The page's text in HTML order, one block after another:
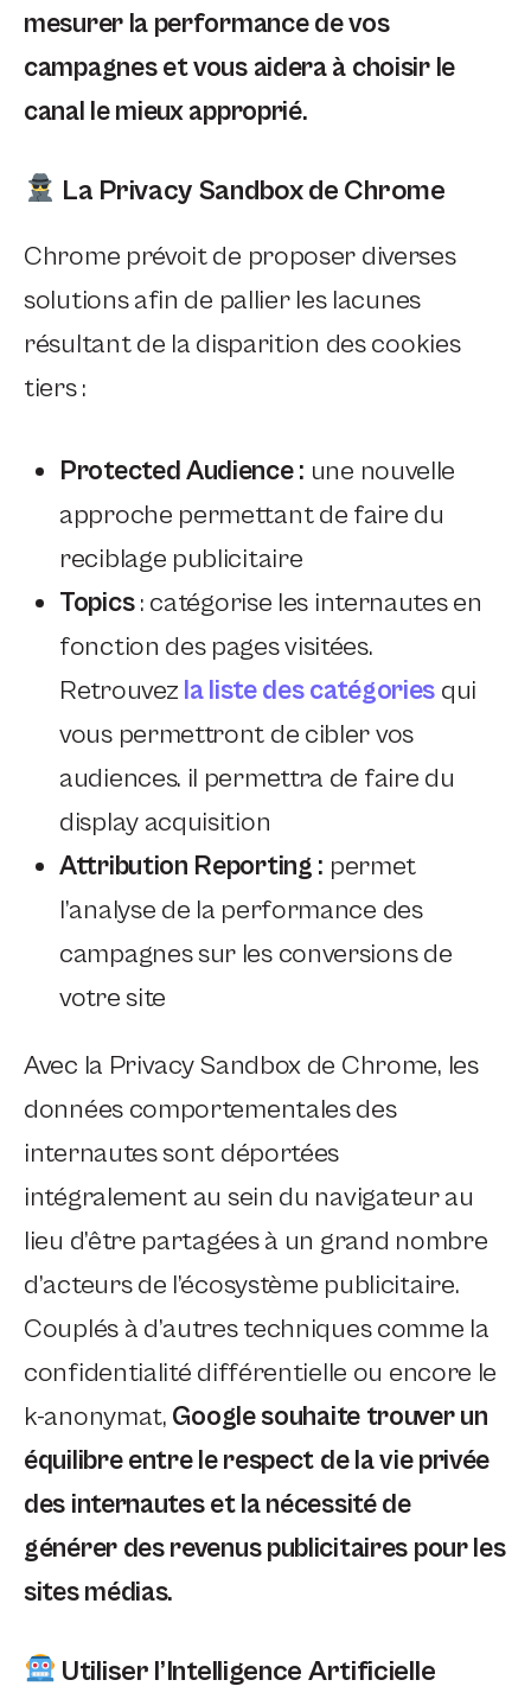
mesurer la performance de vos
campagnes et vous aidera à choisir le
canal le mieux approprié.
La Privacy Sandbox de Chrome
Chrome prévoit de proposer diverses
solutions afin de pallier les lacunes
résultant de la disparition des cookies
tiers :
Protected Audience : une nouvelle
approche permettant de faire du
reciblage publicitaire
Topics: catégorise les internautes en
fonction des pages visitées.
Retrouvez la liste des catégories qui
vous permettront de cibler vos
audiences. il permettra de faire du
display acquisition
Attribution Reporting : permet
l’analyse de la performance des
campagnes sur les conversions de
votre site
Avec la Privacy Sandbox de Chrome, les
données comportementales des
internautes sont déportées
intégralement au sein du navigateur au
lieu d’être partagées à un grand nombre
d’acteurs de l’écosystème publicitaire.
Couplés à d’autres techniques comme la
confidentialité différentielle ou encore le
k-anonymat, Google souhaite trouver un
équilibre entre le respect de la vie privée
des internautes et la nécessité de
générer des revenus publicitaires pour les
sites médias.
Utiliser l’Intelligence Artificielle